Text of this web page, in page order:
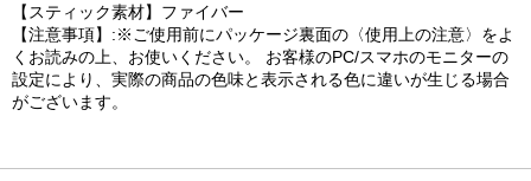
【スティック素材】ファイバー
【注意事項】:※ご使用前にパッケージ裏面の〈使用上の注意〉をよ
くお読みの上、お使いください。 お客様のPC/スマホのモニターの
設定により、実際の商品の色味と表示される色に違いが生じる場合
がございます。